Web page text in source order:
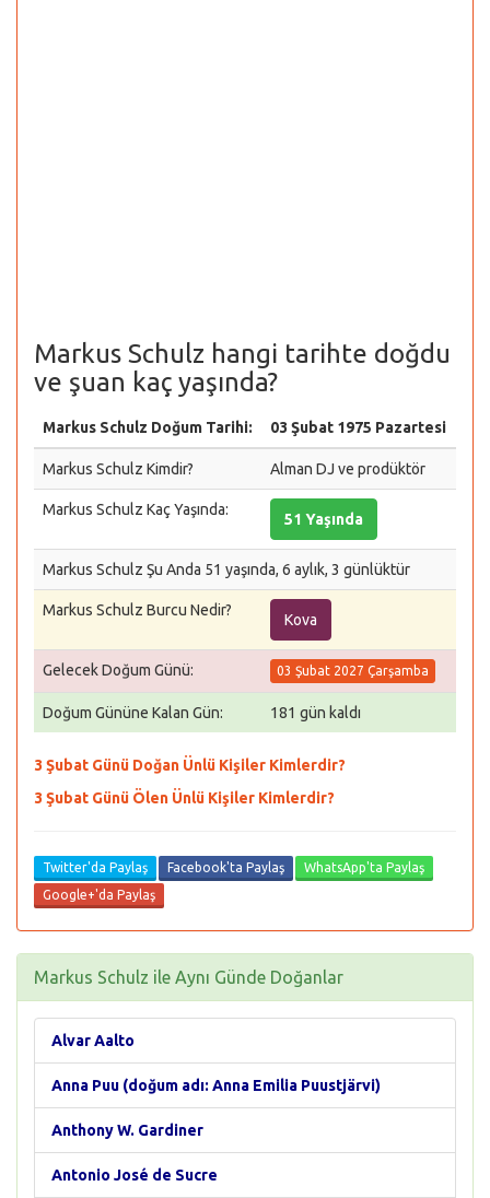
Markus Schulz hangi tarihte doğdu
ve şuan kaç yaşında?
Markus Schulz Doğum Tarihi: 03 Şubat 1975 Pazartesi
Markus Schulz Kimdir? Alman DJ ve prodüktör
Markus Schulz Kaç Yaşında:
51 Yaşında
Markus Schulz Şu Anda 51 yaşında, 6 aylık, 3 günlüktür
Markus Schulz Burcu Nedir?
Kova
Gelecek Doğum Günü: 03 Şubat 2027 Çarşamba
Doğum Gününe Kalan Gün: 181 gün kaldı
3 Şubat Günü Doğan Ünlü Kişiler Kimlerdir?
3 Şubat Günü Ölen Ünlü Kişiler Kimlerdir?
Twitter'da Paylaş Facebook'ta Paylaş
WhatsApp'ta Paylaş
Google+'da Paylaş
Markus Schulz ile Aynı Günde Doğanlar
Alvar Aalto
Anna Puu (doğum adı: Anna Emilia Puustjärvi)
Anthony W. Gardiner
Antonio José de Sucre